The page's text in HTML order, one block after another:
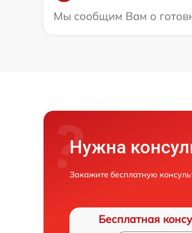
Мы сообщим Вам о
Нужна
Закажите бесплатную
Бесплатная